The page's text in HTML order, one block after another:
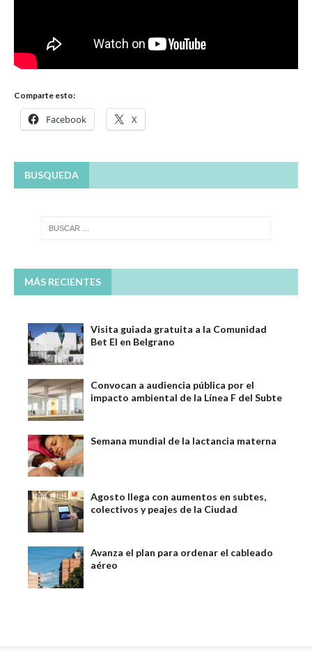
Comparte esto:
Facebook X
BUSQUEDA
MÁS RECIENTES
Visita guiada gratuita a la Comunidad
Bet El en Belgrano
Convocan a audiencia pública por el
impacto ambiental de la Línea F del Subte
Semana mundial de la lactancia materna
Agosto llega con aumentos en subtes,
colectivos y peajes de la Ciudad
Avanza el plan para ordenar el cableado
aéreo